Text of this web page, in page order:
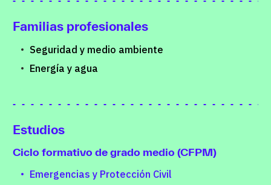
Familias profesionales
Seguridad y medio ambiente
Energía y agua
Estudios
Ciclo formativo de grado medio (CFPM)
Emergencias y Protección Civil